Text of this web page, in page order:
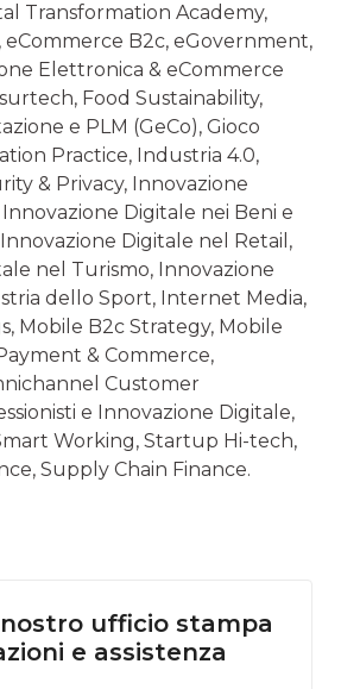
Transformation Academy,
eCommerce B2c, eGovernment,
Elettronica & eCommerce
Food Sustainability,
e PLM (GeCo), Gioco
Practice, Industria 4.0,
& Privacy, Innovazione
Digitale nei Beni e
Digitale nel Retail,
nel Turismo, Innovazione
dello Sport, Internet Media,
Mobile B2c Strategy, Mobile
& Commerce,
Customer
e Innovazione Digitale,
Working, Startup Hi-tech,
Supply Chain Finance.
ufficio stampa
e assistenza